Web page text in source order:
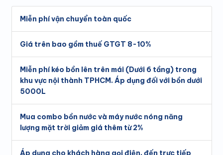
Miễn phí vận chuyển toàn quốc
Giá trên bao gồm thuế GTGT 8-10%
Miễn phí kéo bồn lên trên mái (Dưới 6 tầng) trong
khu vực nội thành TPHCM. Áp dụng đối với bồn dưới
5000L
Mua combo bồn nước và máy nước nóng năng
lượng mặt trời giảm giá thêm từ 2%
Áp dụng cho khách hàng gọi điện, đến trực tiếp